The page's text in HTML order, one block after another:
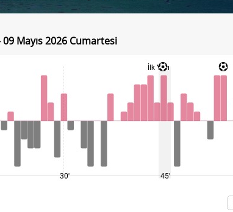
Mayıs 2026 Cumartesi
30'
İlk Yarı
45'